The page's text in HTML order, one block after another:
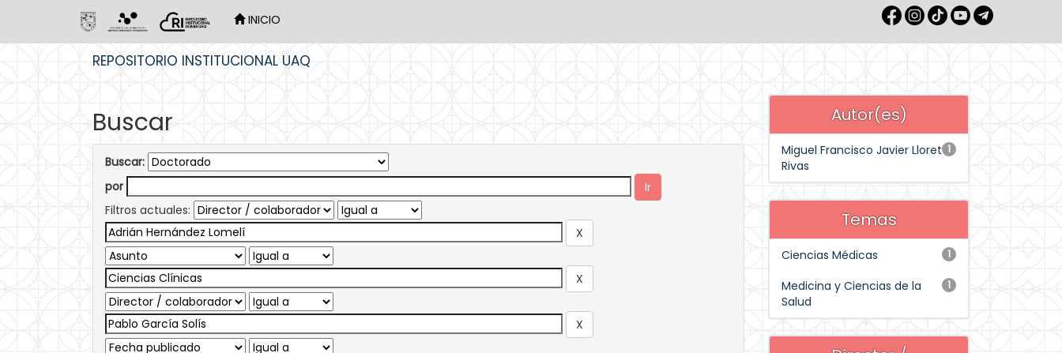
INICIO
REPOSITORIO INSTITUCIONAL UAQ
Buscar
Buscar:
por
Filtros actuales:
Autor(es)
1
Miguel Francisco Javier Lloret
Rivas
Temas
1
Ciencias Médicas
1
Medicina y Ciencias de la
Salud